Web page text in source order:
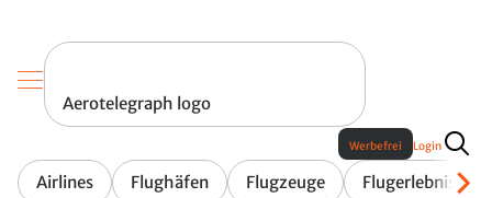
Aerotelegraph logo
Airlines Flughäfen Flugzeuge Flugerlebnis
Werbefrei Login